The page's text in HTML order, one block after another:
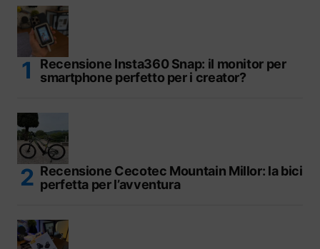
Recensione Insta360 Snap: il monitor per
smartphone perfetto per i creator?
Recensione Cecotec Mountain Millor: la bici
perfetta per l’avventura